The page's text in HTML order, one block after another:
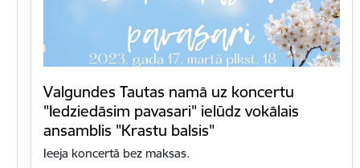
Valgundes Tautas namā uz koncertu
"Iedziedāsim pavasari" ielūdz vokālais
ansamblis "Krastu balsis"
Ieeja koncertā bez maksas.